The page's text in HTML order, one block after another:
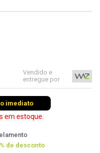
Vendido e
entregue por
imediato
em estoque.
de desconto